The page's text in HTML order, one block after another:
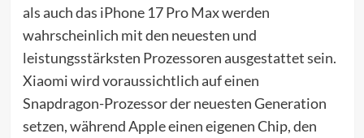
als auch das iPhone 17 Pro Max werden
wahrscheinlich mit den neuesten und
leistungsstärksten Prozessoren ausgestattet sein.
Xiaomi wird voraussichtlich auf einen
Snapdragon-Prozessor der neuesten Generation
setzen, während Apple einen eigenen Chip, den